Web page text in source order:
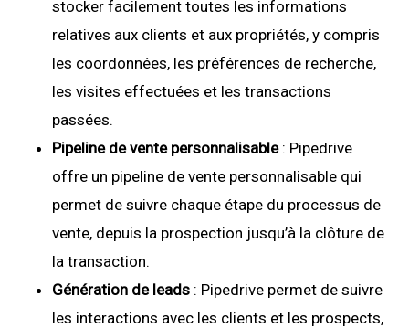
stocker facilement toutes les informations
relatives aux clients et aux propriétés, y compris
les coordonnées, les préférences de recherche,
les visites effectuées et les transactions
passées.
Pipeline de vente personnalisable: Pipedrive
offre un pipeline de vente personnalisable qui
permet de suivre chaque étape du processus de
vente, depuis la prospection jusqu’à la clôture de
la transaction.
Génération de leads: Pipedrive permet de suivre
les interactions avec les clients et les prospects,